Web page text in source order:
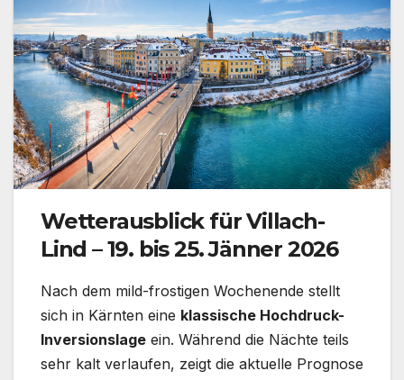
Wetterausblick für Villach-
Lind – 19. bis 25. Jänner 2026
Nach dem mild-frostigen Wochenende stellt
sich in Kärnten eine klassische Hochdruck-
Inversionslage ein. Während die Nächte teils
sehr kalt verlaufen, zeigt die aktuelle Prognose